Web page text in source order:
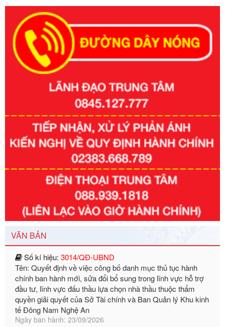
VĂN BẢN
Số kí hiệu:351/2025/NĐ-CP
Tên: Nghị định số 351/2025/NĐ-CP của Chính phủ: Quy
định chuẩn nghèo đa chiều quốc gia giai đoạn 2026 - 2030
Ngày ban hành: 29/12/2026
Số kí hiệu:3014/QĐ-UBND
Tên: Quyết định về việc công bố danh mục thủ tục hành
chính ban hành mới, sửa đổi bổ sung trong lĩnh vực hỗ trợ
quyền giải quyết của Sở Tài chính và Ban Quản lý Khu kinh
tế Đông Nam Nghệ An
Ngày ban hành: 23/09/2026
Số kí hiệu:292/2026/NĐ-CP
Tên: Nghị định số 292/2026/NĐ-CP của Chính phủ: Quy
định chi tiết một số điều và biện pháp để tổ chức, hướng